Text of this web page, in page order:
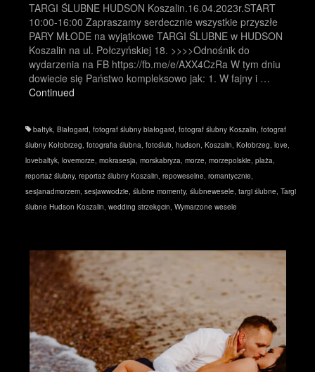
TARGI ŚLUBNE HUDSON Koszalin.16.04.2023r.START
10:00-16:00 Zapraszamy serdecznie wszystkie przyszłe
PARY MŁODE na wyjątkowe TARGI ŚLUBNE w HUDSON
Koszalin na ul. Połczyńskiej 18. >>>>Odnośnik do
wydarzenia na FB https://fb.me/e/AXX4CzRa W tym dniu
dowiecie się Państwo kompleksowo jak: 1. W fajny i …
Continued
bałtyk, Białogard, fotograf ślubny białogard, fotograf ślubny Koszalin, fotograf
ślubny Kołobrzeg, fotografia ślubna, fotoślub, hudson, Koszalin, Kołobrzeg, love,
lovebaltyk, lovemorze, mokrasesja, morskabryza, morze, morzepolskie, plaża,
reportaż ślubny, reportaż ślubny Koszalin, repoweselne, romantycznie,
sesjanadmorzem, sesjawwodzie, ślubne momenty, ślubnewesele, targi ślubne, Targi
ślubne Hudson Koszalin, wedding strzekęcin, Wymarzone wesele